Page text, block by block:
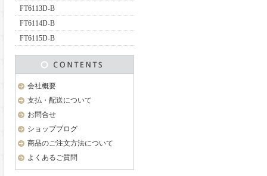
FT6113D-B
FT6114D-B
FT6115D-B
会社概要
支払・配送について
お問合せ
ショップブログ
商品のご注文方法について
よくあるご質問